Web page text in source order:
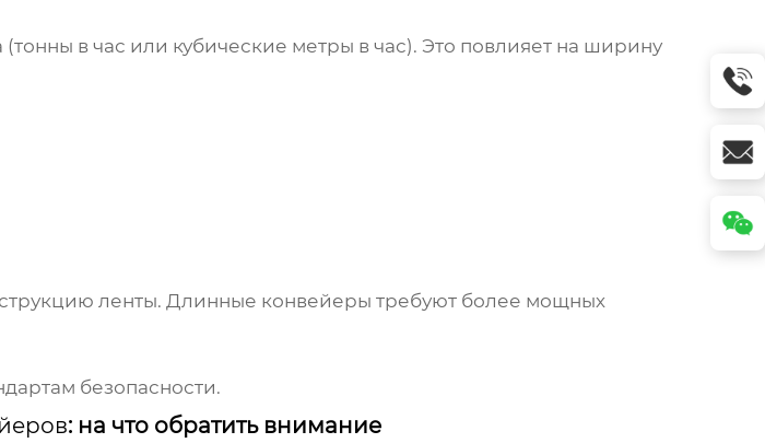
в час или кубические метры в час). Это повлияет на ширину
ленты. Длинные конвейеры требуют более мощных
безопасности.
: на что обратить внимание